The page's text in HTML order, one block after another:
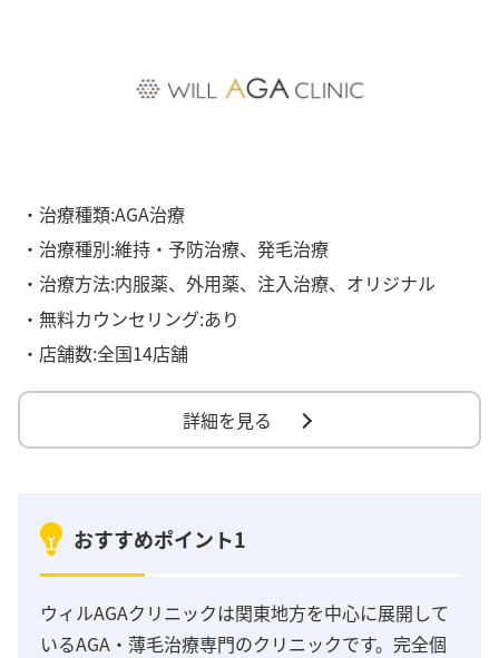
・治療種類:AGA治療
・治療種別:維持・予防治療、発毛治療
・治療方法:内服薬、外用薬、注入治療、オリジナル
・無料カウンセリング:あり
・店舗数:全国14店舗
詳細を見る
おすすめポイント1
ウィルAGAクリニックは関東地方を中心に展開して
いるAGA・薄毛治療専門のクリニックです。完全個